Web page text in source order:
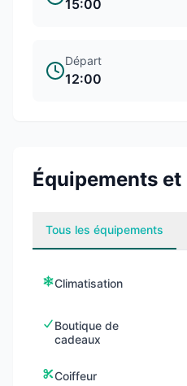
15:00
Départ
12:00
Équipements
Tous les équipements
Climatisation
Boutique de
cadeaux
Coiffeur